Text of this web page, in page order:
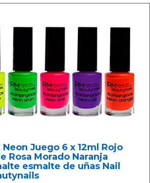
Juego 6 x 12ml Rojo
Rosa Morado Naranja
esmalte de uñas Nail